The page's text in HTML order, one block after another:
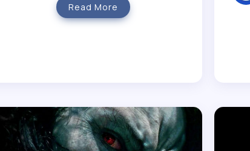
Read More